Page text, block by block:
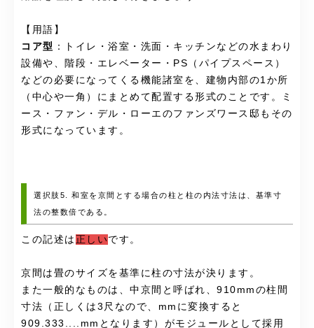
【用語】
コア型 ：トイレ・浴室・洗面・キッチンなどの水まわり
設備や、階段・エレベーター・PS（パイプスペース）
などの必要になってくる機能諸室を、建物内部の1か所
（中心や一角）にまとめて配置する形式のことです。ミ
ース・ファン・デル・ローエのファンズワース邸もその
形式になっています。
選択肢5. 和室を京間とする場合の柱と柱の内法寸法は、基準寸
法の整数倍である。
この記述は 正しいです。
京間は畳のサイズを基準に柱の寸法が決ります。
また一般的なものは、中京間と呼ばれ、910mmの柱間
寸法（正しくは3尺なので、mmに変換すると
909.333....mmとなります）がモジュールとして採用